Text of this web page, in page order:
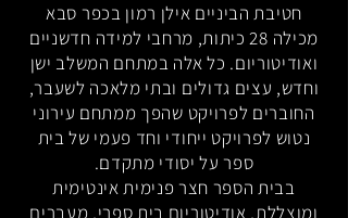
חטיבת הביניים אילן רמון בכפר סבא
מכילה 28 כיתות, מרחבי למידה חדשניים
ואודיטוריום. כל אלה במתחם המשלב ישן
וחדש, עצים גדולים ובתי מלאכה לשעבר,
החוברים לפרויקט שהפך ממתחם עירוני
נטוש לפרויקט ייחודי וחד פעמי של בית
ספר על יסודי מתקדם.
בבית הספר חצר פנימית אינטימית
ומוצללת, אודיטוריום בית ספרי, מעברים